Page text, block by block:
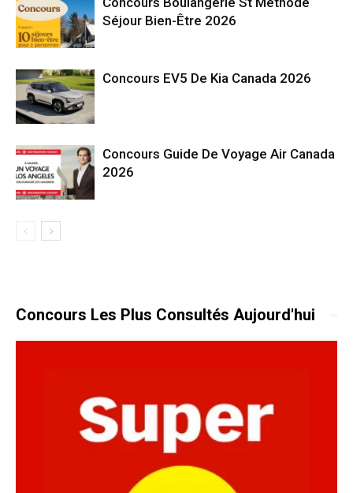
Séjour Bien-Être 2026
Concours EV5 De Kia Canada 2026
Concours Guide De Voyage Air Canada
2026
Concours Les Plus Consultés Aujourd'hui